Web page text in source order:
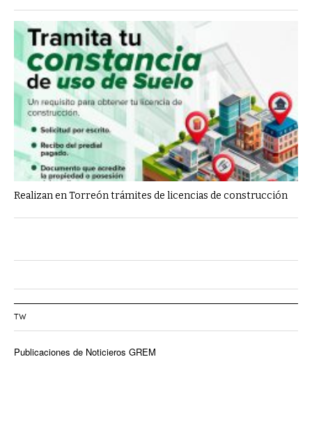
Realizan en Torreón trámites de licencias de construcción
TW
Publicaciones de Noticieros GREM